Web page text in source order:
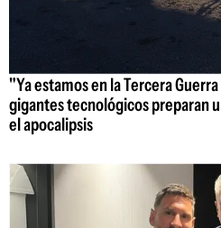
"Ya estamos en la Tercera
gigantes tecnológicos preparan
el apocalipsis